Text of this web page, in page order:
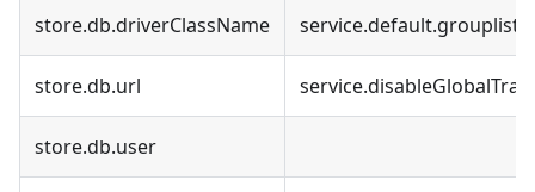
store.db.driverClassName service.default.grouplist
store.db.url
store.db.user